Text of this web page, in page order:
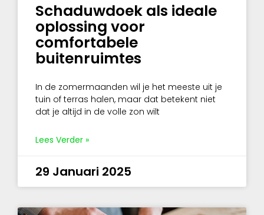
Schaduwdoek als ideale
oplossing voor
comfortabele
buitenruimtes
In de zomermaanden wil je het meeste uit je
tuin of terras halen, maar dat betekent niet
dat je altijd in de volle zon wilt
Lees Verder »
29 Januari 2025